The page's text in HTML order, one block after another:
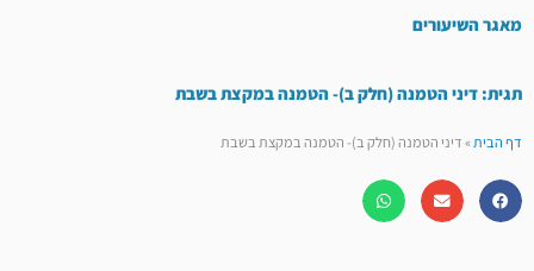
מאגר השיעורים
תגית: דיני הטמנה (חלק ב)- הטמנה במקצת בשבת
דף הבית»דיני הטמנה (חלק ב)- הטמנה במקצת בשבת